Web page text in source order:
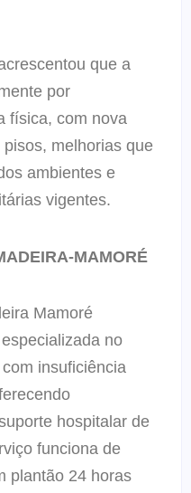
que a
por
física, com nova
melhorias que
ambientes e
vigentes.
MAMORÉ
Mamoré
no
insuficiência
hospitalar de
funciona de
plantão 24 horas